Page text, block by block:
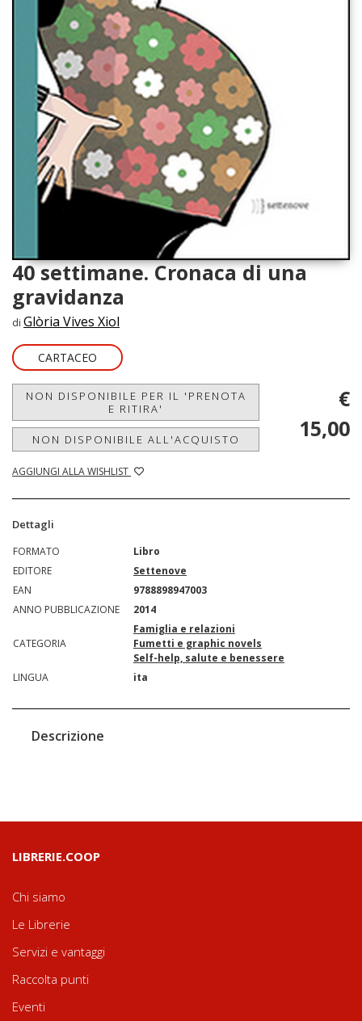
40 settimane. Cronaca di una
gravidanza
di Glòria Vives Xiol
CARTACEO
NON DISPONIBILE PER IL 'PRENOTA
E RITIRA'
NON DISPONIBILE ALL'ACQUISTO
AGGIUNGI ALLA WISHLIST
€
15,00
Dettagli
FORMATO
Libro
EDITORE
Settenove
EAN
9788898947003
ANNO PUBBLICAZIONE
2014
CATEGORIA
Famiglia e relazioni
Fumetti e graphic novels
Self-help, salute e benessere
LINGUA
ita
Descrizione
LIBRERIE.COOP
Chi siamo
Le Librerie
Servizi e vantaggi
Raccolta punti
Eventi